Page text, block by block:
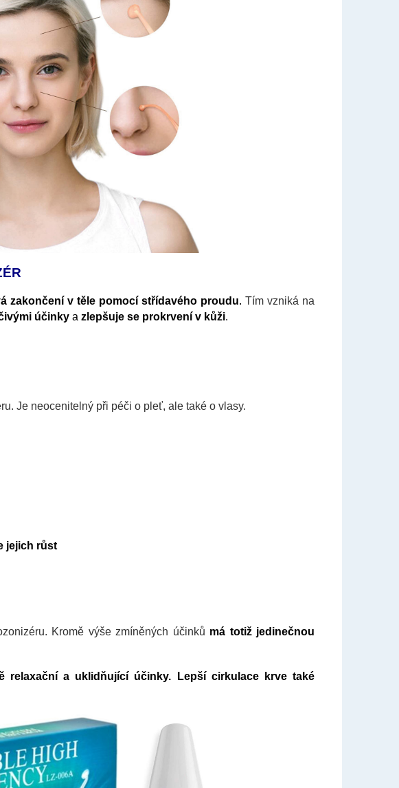
zakončení v těle pomocí střídavého proudu. Tím vzniká na
účinky a zlepšuje se prokrvení v kůži.
Je neocenitelný při péči o pleť, ale také o vlasy.
jejich růst
Kromě výše zmíněných účinků má totiž jedinečnou
relaxační a uklidňující účinky. Lepší cirkulace krve také